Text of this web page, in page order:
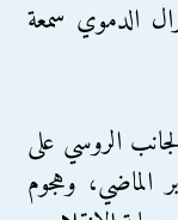
الدموي سمعة
الروسي على
وهجوم